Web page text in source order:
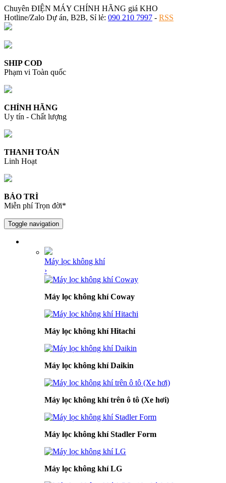
Chuyên ĐIỆN MÁY CHÍNH HÃNG giá KHO
Hotline/Zalo Dự án, B2B, Sỉ lẻ: 090 210 7997 - RSS
SHIP COD
Phạm vi Toàn quốc
CHÍNH HÃNG
Uy tín - Chất lượng
THANH TOÁN
Linh Hoạt
BẢO TRÌ
Miễn phí Trọn đời*
Toggle navigation
Máy lọc không khí
›
Máy lọc không khí Coway
Máy lọc không khí Hitachi
Máy lọc không khí Daikin
Máy lọc không khí trên ô tô (Xe hơi)
Máy lọc không khí Stadler Form
Máy lọc không khí LG